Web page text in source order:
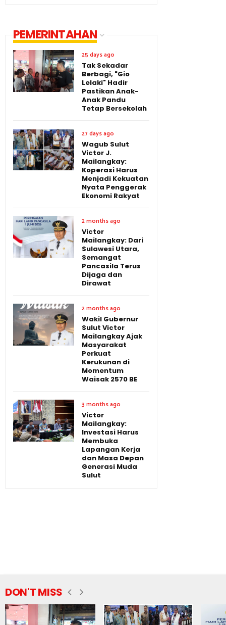
PEMERINTAHAN
25 days ago
Tak Sekadar
Berbagi, "Gio
Lelaki" Hadir
Pastikan Anak-
Anak Pandu
Tetap Bersekolah
27 days ago
Wagub Sulut
Victor J.
Mailangkay:
Koperasi Harus
Menjadi Kekuatan
Nyata Penggerak
Ekonomi Rakyat
2 months ago
Victor
Mailangkay: Dari
Sulawesi Utara,
Semangat
Pancasila Terus
Dijaga dan
Dirawat
2 months ago
Wakil Gubernur
Sulut Victor
Mailangkay Ajak
Masyarakat
Perkuat
Kerukunan di
Momentum
Waisak 2570 BE
3 months ago
Victor
Mailangkay:
Investasi Harus
Membuka
Lapangan Kerja
dan Masa Depan
Generasi Muda
Sulut
DON'T MISS